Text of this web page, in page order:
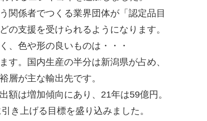
関係者でつくる業界団体が「認定品目
の支援を受けられるようになります。
、色や形の良いものは・・・
す。国内生産の半分は新潟県が占め、
層が主な輸出先です。
額は増加傾向にあり、21年は59億円。
き上げる目標を盛り込みました。